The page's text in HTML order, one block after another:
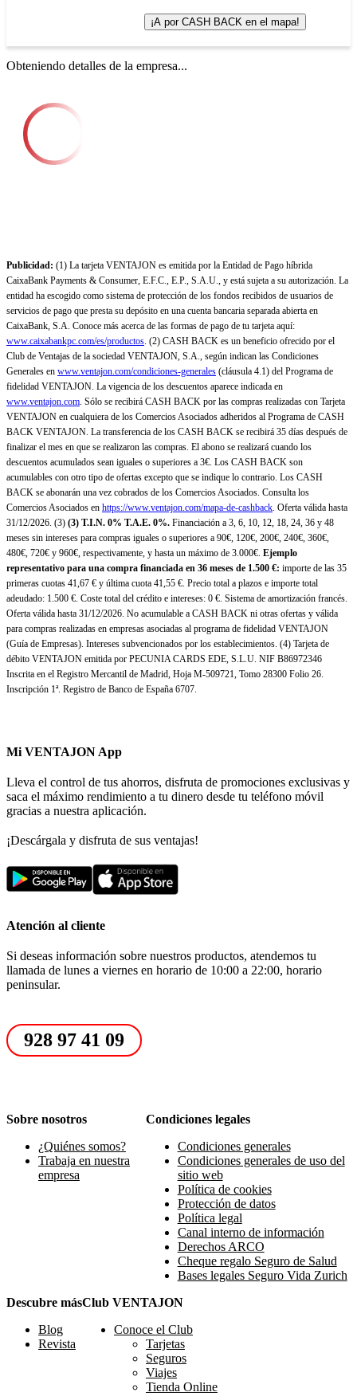
¡A por CASH BACK en el mapa!
Obteniendo detalles de la empresa...
Publicidad: (1) La tarjeta VENTAJON es emitida por la Entidad de Pago híbrida
CaixaBank Payments & Consumer, E.F.C., E.P., S.A.U., y está sujeta a su autorización. La
entidad ha escogido como sistema de protección de los fondos recibidos de usuarios de
servicios de pago que presta su depósito en una cuenta bancaria separada abierta en
CaixaBank, S.A. Conoce más acerca de las formas de pago de tu tarjeta aquí:
www.caixabankpc.com/es/productos. (2) CASH BACK es un beneficio ofrecido por el
Club de Ventajas de la sociedad VENTAJON, S.A., según indican las Condiciones
Generales en www.ventajon.com/condiciones-generales (cláusula 4.1) del Programa de
fidelidad VENTAJON. La vigencia de los descuentos aparece indicada en
www.ventajon.com. Sólo se recibirá CASH BACK por las compras realizadas con Tarjeta
VENTAJON en cualquiera de los Comercios Asociados adheridos al Programa de CASH
BACK VENTAJON. La transferencia de los CASH BACK se recibirá 35 días después de
finalizar el mes en que se realizaron las compras. El abono se realizará cuando los
descuentos acumulados sean iguales o superiores a 3€. Los CASH BACK son
acumulables con otro tipo de ofertas excepto que se indique lo contrario. Los CASH
BACK se abonarán una vez cobrados de los Comercios Asociados. Consulta los
Comercios Asociados en https://www.ventajon.com/mapa-de-cashback. Oferta válida hasta
31/12/2026. (3) (3) T.I.N. 0% T.A.E. 0%. Financiación a 3, 6, 10, 12, 18, 24, 36 y 48
meses sin intereses para compras iguales o superiores a 90€, 120€, 200€, 240€, 360€,
480€, 720€ y 960€, respectivamente, y hasta un máximo de 3.000€. Ejemplo
representativo para una compra financiada en 36 meses de 1.500 €: importe de las 35
primeras cuotas 41,67 € y última cuota 41,55 €. Precio total a plazos e importe total
adeudado: 1.500 €. Coste total del crédito e intereses: 0 €. Sistema de amortización francés.
Oferta válida hasta 31/12/2026. No acumulable a CASH BACK ni otras ofertas y válida
para compras realizadas en empresas asociadas al programa de fidelidad VENTAJON
(Guía de Empresas). Intereses subvencionados por los establecimientos. (4) Tarjeta de
débito VENTAJON emitida por PECUNIA CARDS EDE, S.L.U. NIF B86972346
Inscrita en el Registro Mercantil de Madrid, Hoja M-509721, Tomo 28300 Folio 26.
Inscripción 1ª. Registro de Banco de España 6707.
Mi VENTAJON App
Lleva el control de tus ahorros, disfruta de promociones exclusivas y
saca el máximo rendimiento a tu dinero desde tu teléfono móvil
gracias a nuestra aplicación.
¡Descárgala y disfruta de sus ventajas!
Atención al cliente
Si deseas información sobre nuestros productos, atendemos tu
llamada de lunes a viernes en horario de 10:00 a 22:00, horario
peninsular.
928 97 41 09
Sobre nosotros
¿Quiénes somos?
Trabaja en nuestra
empresa
Condiciones legales
Condiciones generales
Condiciones generales de uso del
sitio web
Política de cookies
Protección de datos
Política legal
Canal interno de información
Derechos ARCO
Cheque regalo Seguro de Salud
Bases legales Seguro Vida Zurich
Descubre más
Blog
Revista
Club VENTAJON
Conoce el Club
Tarjetas
Seguros
Viajes
Tienda Online